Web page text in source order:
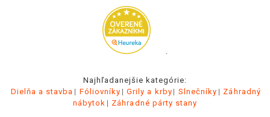
.
Najhľadanejšie kategórie:
Dielňa a stavba
Fóliovníky Grily a krby Slnečníky
Záhradný
nábytok
Záhradné párty stany